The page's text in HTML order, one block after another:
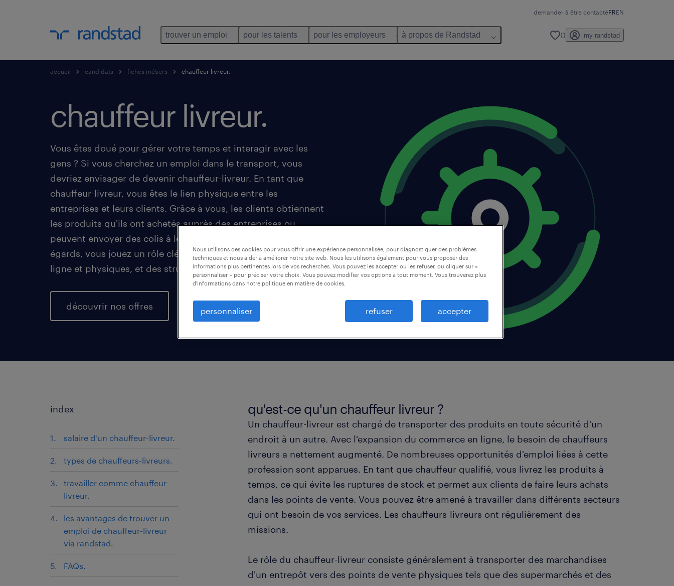
demander à être contactéFREN
trouver un emploi pour les talents pour les employeurs à propos de Randstad 0 my randstad
accueil candidats fiches métiers chauffeur livreur.
chauffeur livreur.
Vous êtes doué pour gérer votre temps et interagir avec les
gens ? Si vous cherchez un emploi dans le transport, vous
devriez envisager de devenir chauffeur-livreur. En tant que
chauffeur-livreur, vous êtes le lien physique entre les
entreprises et leurs clients. Grâce à vous, les clients obtiennent
les produits qu'ils ont achetés auprès des entreprises ou
peuvent envoyer des colis à leurs contacts éloignés. À bien des
égards, vous jouez un rôle clé dans le succès des entreprises en
ligne et physiques, et des structures non commerciales.
découvrir nos offres
index
salaire d'un chauffeur-livreur.
types de chauffeurs-livreurs.
travailler comme chauffeur-
livreur.
les avantages de trouver un
emploi de chauffeur-livreur
via randstad.
FAQs.
qu'est-ce qu'un chauffeur livreur ?
Un chauffeur-livreur est chargé de transporter des produits en toute sécurité d'un
endroit à un autre. Avec l'expansion du commerce en ligne, le besoin de chauffeurs
livreurs a nettement augmenté. De nombreuses opportunités d'emploi liées à cette
profession sont apparues. En tant que chauffeur qualifié, vous livrez les produits à
temps, ce qui évite les ruptures de stock et permet aux clients de faire leurs achats
dans les points de vente. Vous pouvez être amené à travailler dans différents secteurs
qui ont besoin de vos services. Les chauffeurs-livreurs ont régulièrement des
missions.
Le rôle du chauffeur-livreur consiste généralement à transporter des marchandises
d'un entrepôt vers des points de vente physiques tels que des supermarchés et des
Nous utilisons des cookies pour vous offrir une expérience personnalisée, pour diagnostiquer des problèmes
techniques et nous aider à améliorer notre site web. Nous les utilisons également pour vous proposer des
informations plus pertinentes lors de vos recherches. Vous pouvez les accepter ou les refuser, ou cliquer sur «
personnaliser » pour préciser votre choix. Vous pouvez modifier vos options à tout moment. Vous trouverez plus
d'informations dans notre politique en matière de cookies.
personnaliser refuser accepter